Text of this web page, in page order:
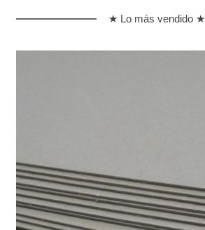
★ Lo más vendido ★